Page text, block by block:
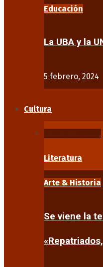
Educación
La UBA y la
5 febrero, 2024
Cultura
Literatura
Arte & Historia
Se viene la